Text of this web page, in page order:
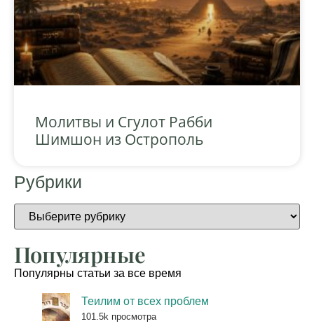
Молитвы и Сгулот Рабби
Шимшон из Острополь
Рубрики
Популярные
Популярны статьи за все время
Теилим от всех проблем
101.5k просмотра